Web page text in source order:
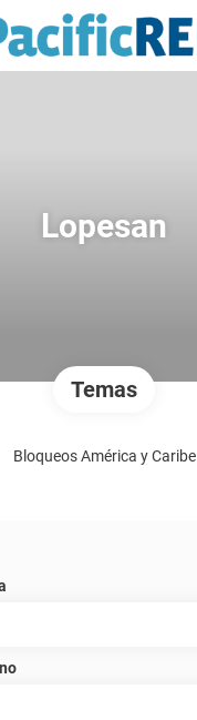
Lopesan
Temas
Bloqueos América y Caribe